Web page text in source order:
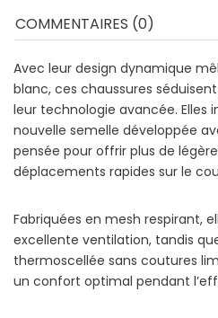
COMMENTAIRES (0)
Avec leur design dynamique
blanc, ces chaussures
leur technologie avancée. Elles
nouvelle semelle développée
pensée pour offrir plus de
déplacements rapides sur le
Fabriquées en mesh respirant,
excellente ventilation, tandis
thermoscellée sans coutures
un confort optimal pendant